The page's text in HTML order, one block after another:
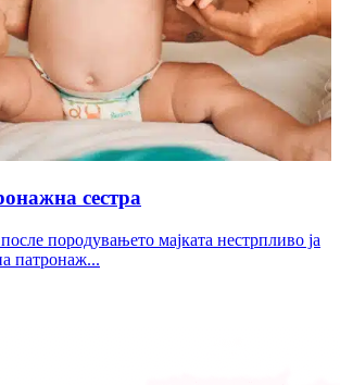
сестра
породувањето мајката нестрпливо ја
патронаж...